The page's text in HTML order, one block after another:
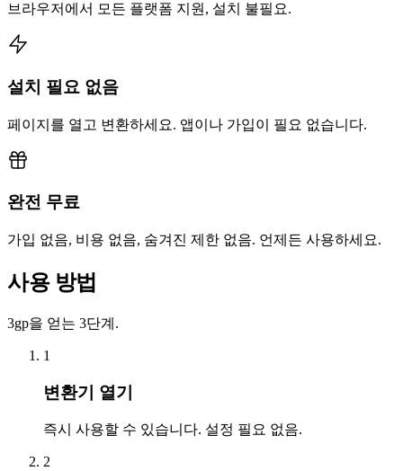
브라우저에서 모든 플랫폼 지원, 설치 불필요.
설치 필요 없음
페이지를 열고 변환하세요. 앱이나 가입이 필요 없습니다.
완전 무료
가입 없음, 비용 없음, 숨겨진 제한 없음. 언제든 사용하세요.
사용 방법
3gp을 얻는 3단계.
1
변환기 열기
즉시 사용할 수 있습니다. 설정 필요 없음.
2